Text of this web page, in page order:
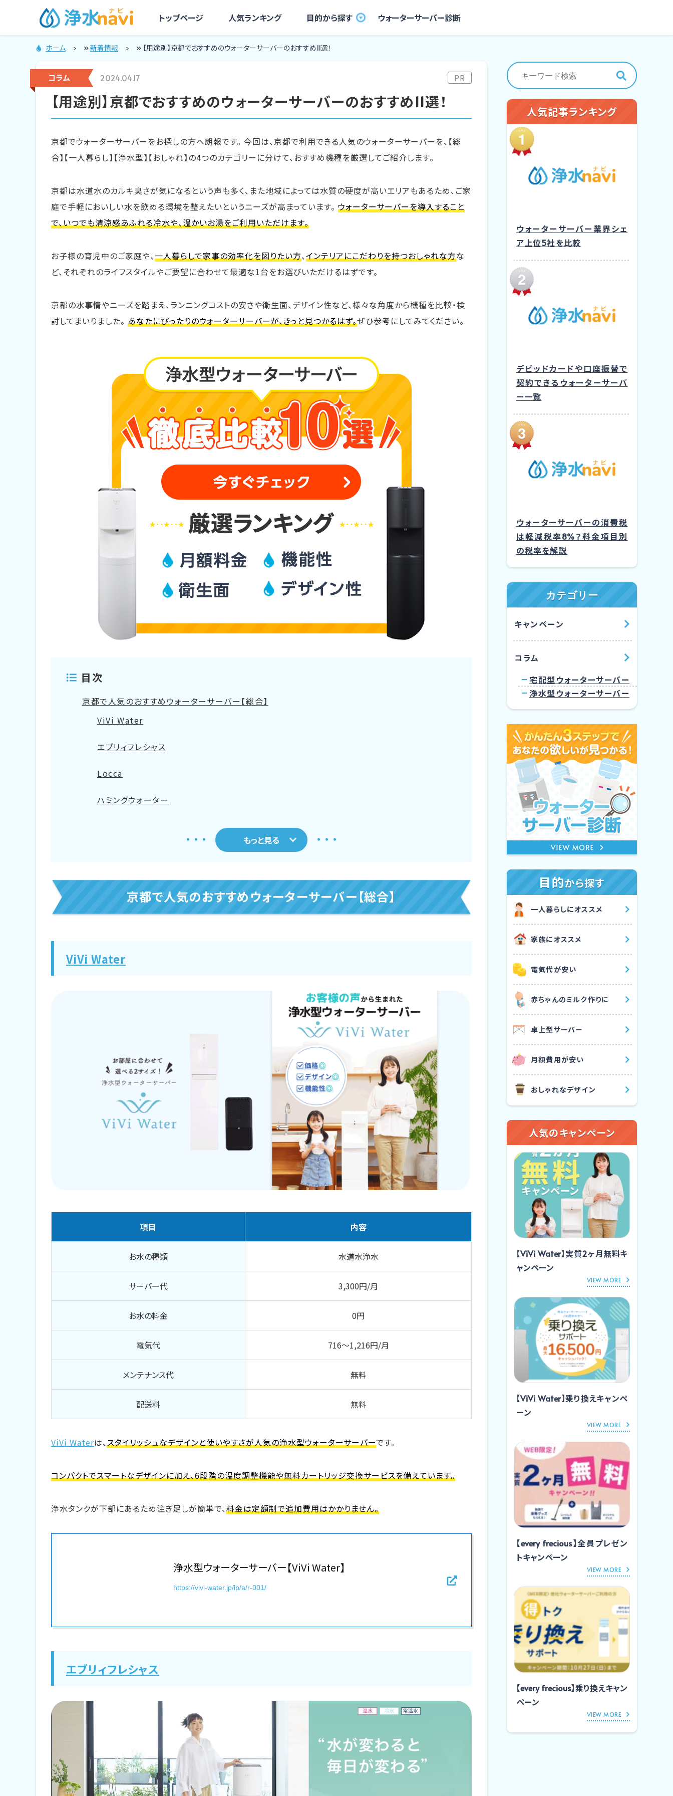
トップページ ⼈気ランキング ⽬的から探す ウォーターサーバー診断
ホーム »新着情報 » 【用途別】京都でおすすめのウォーターサーバーのおすすめ11選！
宅配型ウォータ
ーサーバー
浄水型ウォータ
ーサーバー
コラム 2024.04.17
【用途別】京都でおすすめのウォーターサーバーのおすすめ11選！
PR
京都でウォーターサーバーをお探しの方へ朗報です。 今回は、京都で利用できる人気のウォーターサーバーを、【総
合】【一人暮らし】【浄水型】【おしゃれ】の4つのカテゴリーに分けて、おすすめ機種を厳選してご紹介します。
京都は水道水のカルキ臭さが気になるという声も多く、また地域によっては水質の硬度が高いエリアもあるため、ご家
庭で手軽においしい水を飲める環境を整えたいというニーズが高まっています。 ウォーターサーバーを導入すること
で、いつでも清涼感あふれる冷水や、温かいお湯をご利用いただけます。
お子様の育児中のご家庭や、一人暮らしで家事の効率化を図りたい方、インテリアにこだわりを持つおしゃれな方な
ど、それぞれのライフスタイルやご要望に合わせて最適な1台をお選びいただけるはずです。
京都の水事情やニーズを踏まえ、ランニングコストの安さや衛生面、デザイン性など、様々な角度から機種を比較・検
討してまいりました。 あなたにぴったりのウォーターサーバーが、きっと見つかるはず。ぜひ参考にしてみてください。
目次
京都で人気のおすすめウォーターサーバー【総合】
ViVi Water
エブリィフレシャス
Locca
ハミングウォーター
京都で人気のおすすめウォーターサーバー【一人暮らし】
エブリフレシャスmini
Locca
クリクラ
京都で人気のおすすめウォーターサーバー【おしゃれ】
エブリィフレシャス
使ってわかったウォーターサーバーの5つのメリット
冷水・温水がいつでも好きな時にすぐ使えて便利
都度ペットボトルを購入する手間がなくなる
ペットボトルのごみが減る
コーヒーを手軽に飲めたり、ミルク作りを時短できて家族の時間が増える
京都でウォーターサーバーを設置する手順・流れ
電源を入れる
京都でウォーターサーバーを利用する際によくある質問
京都で人気のおすすめウォーターサーバー【総合】
ViVi Water
項目 内容
お水の種類 水道水浄水
サーバー代 3,300円/月
お水の料金 0円
電気代 716～1,216円/月
メンテナンス代 無料
配送料 無料
ViVi Waterは、スタイリッシュなデザインと使いやすさが人気の浄水型ウォーターサーバーです。
コンパクトでスマートなデザインに加え、6段階の温度調整機能や無料カートリッジ交換サービスを備えています。
浄水タンクが下部にあるため注ぎ足しが簡単で、料金は定額制で追加費用はかかりません。
浄水型ウォーターサーバー【ViVi Water】
https://vivi-water.jp/lp/a/r-001/
エブリィフレシャス
人気記事ランキング
ウォーターサーバー業界シェ
ア上位5社を比較
デビッドカードや口座振替で
契約できるウォーターサーバ
ー一覧
ウォーターサーバーの消費税
は軽減税率8%？料金項目別
の税率を解説
カテゴリー
キャンペーン
コラム
宅配型ウォーターサーバー
浄水型ウォーターサーバー
目的から探す
⼀⼈暮らしにオススメ
家族にオススメ
電気代が安い
⾚ちゃんのミルク作りに
卓上型サーバー
⽉額費⽤が安い
おしゃれなデザイン
人気のキャンペーン
【ViVi Water】実質2ヶ月無料キ
ャンペーン
VIEW MORE
【ViVi Water】乗り換えキャンペ
ーン
VIEW MORE
【every frecious】全員プレゼン
トキャンペーン
VIEW MORE
【every frecious】乗り換えキャン
ペーン
VIEW MORE